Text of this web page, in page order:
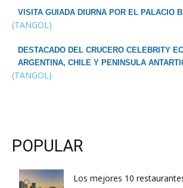
VISITA GUIADA DIURNA POR EL PALACIO
(TANGOL)
DESTACADO DEL CRUCERO CELEBRITY
ARGENTINA, CHILE Y PENINSULA
(TANGOL)
POPULAR
Los mejores 10